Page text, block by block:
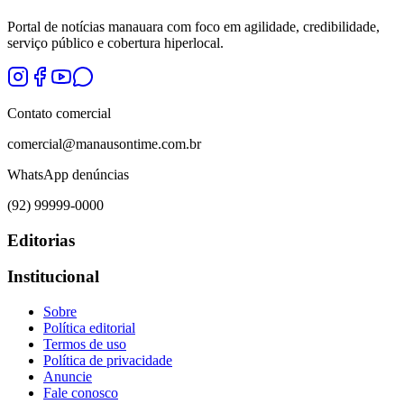
Portal de notícias manauara com foco em agilidade, credibilidade,
serviço público e cobertura hiperlocal.
Contato comercial
comercial@manausontime.com.br
WhatsApp denúncias
(92) 99999-0000
Editorias
Institucional
Sobre
Política editorial
Termos de uso
Política de privacidade
Anuncie
Fale conosco